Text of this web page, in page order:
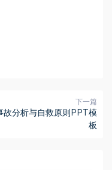
下一篇
故分析与自救原则PPT模
板